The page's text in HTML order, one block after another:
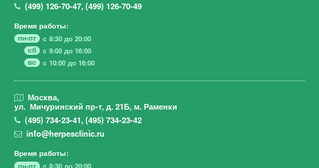
(499)126-70-47,(499)126-70-49
Время работы:
пн-пт
с 8:30 до 20:00
сб
с 9:00 до 16:00
вс
с 10:00 до 16:00
Москва,
ул. Мичуринский пр-т, д. 21Б, м. Раменки
(495)734-23-41,(495)734-23-42
info@herpesclinic.ru
Время работы: